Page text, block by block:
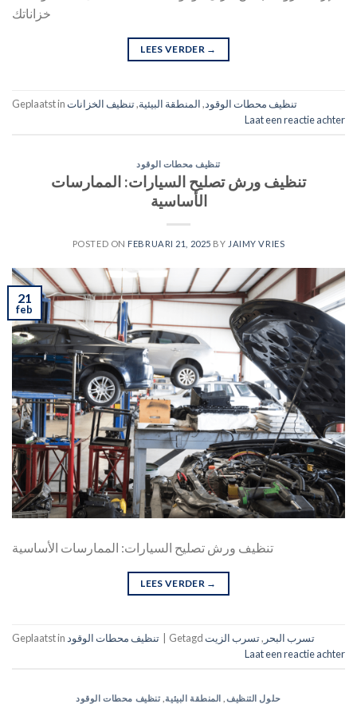
خزاناتك
LEES VERDER →
Geplaatst in تنظيف محطات الوقود,المنطقة البيئية,تنظيف الخزانات
Laat een reactie achter
تنظيف محطات الوقود
تنظيف ورش تصليح السيارات: الممارسات
الأساسية
POSTED ON FEBRUARI 21, 2025 BY JAIMY VRIES
21
feb
تنظيف ورش تصليح السيارات: الممارسات الأساسية
LEES VERDER →
Geplaatst in تنظيف محطات الوقود Getagd تسرب البحر ,تسرب الزيت
Laat een reactie achter
حلول التنظيف المنطقة البيئية, تنظيف محطات الوقود